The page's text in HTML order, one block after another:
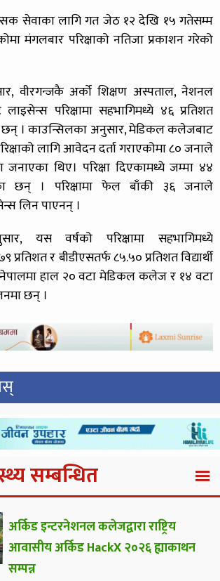
सेवाका लागि गत जेठ १२ देखि १५ गतेसम्म
मंगलबार परिक्षाको नतिजा प्रकाशन गरेको
वीरगन्जकै अर्को शिक्षण अस्पताल, नेशनल
परिक्षामा सहभागिमध्ये ४६ प्रतिशत
छन् । काउन्सिलका अनुसार, मेडिकल कलेजबाट
लागि आवेदन दर्ता गराएकोमा ८० जनाले
जनाएका थिए। परिक्षा दिएकामध्ये जम्मा ४४
छन् । परिक्षामा फेल बाँकी ३६ जनाले
लिन पाएनन् ।
यस वर्षको परिक्षामा सहभागिमध्ये
र बीडीएसतर्फ ८५.५० प्रतिशत विद्यार्थी
नेपालमा हाल २० वटा मेडिकल कलेज र १४ वटा
छन् ।
सम्बन्धित
अर्किड इन्टरनेशनल कलेजद्वारा राष्ट्रिय
आवासीय अर्किड HackX २०२६ ह्याकाथन
सम्पन्न